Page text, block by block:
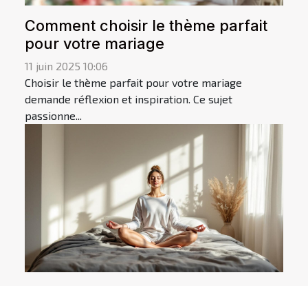
Comment choisir le thème parfait
pour votre mariage
11 juin 2025 10:06
Choisir le thème parfait pour votre mariage
demande réflexion et inspiration. Ce sujet
passionne...